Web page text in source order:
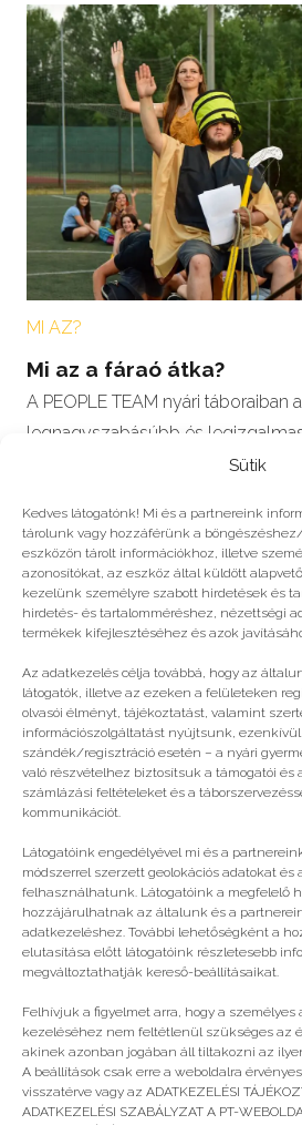
Sütik
Kedves látogatónk! Mi és a partnereink
tárolunk vagy hozzáférünk a
eszközön tárolt információkhoz, illetve
azonosítókat, az eszköz által küldött
kezelünk személyre szabott hirdetések és
hirdetés- és tartalomméréshez, nézettségi
termékek kifejlesztéséhez és azok
Az adatkezelés célja továbbá, hogy az
látogatók, illetve az ezeken a felületeken
olvasói élményt, tájékoztatást, valamint
információszolgáltatást nyújtsunk,
szándék/regisztráció esetén – a nyári
való részvételhez biztosítsuk a támogatói és
számlázási feltételeket és a
kommunikációt.
Látogatóink engedélyével mi és a
módszerrel szerzett geolokációs adatokat és
felhasználhatunk. Látogatóink a megfelelő
hozzájárulhatnak az általunk és a
adatkezeléshez. További lehetőségként a
elutasítása előtt látogatóink részletesebb
megváltoztathatják kereső-beállításaikat.
Felhívjuk a figyelmet arra, hogy a személyes
kezeléséhez nem feltétlenül szükséges az
akinek azonban jogában áll tiltakozni az
A beállítások csak erre a weboldalra
visszatérve vagy az ADATKEZELÉSI
ADATKEZELÉSI SZABÁLYZAT A PT-
MI AZ?
Mi az a fáraó átka?
A PEOPLE TEAM nyári táboraiban
legnagyszabásúbb és
átka. Az ókori Egyiptomba
#2023
Még több
Mi az a rejtvényes